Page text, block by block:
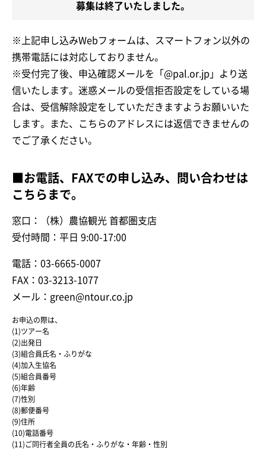
募集は終了いたしました。
※上記申し込みWebフォームは、スマートフォン以外の
携帯電話には対応しておりません。
※受付完了後、申込確認メールを「@pal.or.jp」より送
信いたします。迷惑メールの受信拒否設定をしている場
合は、受信解除設定をしていただきますようお願いいた
します。また、こちらのアドレスには返信できませんの
でご了承ください。
■お電話、FAXでの申し込み、問い合わせは
こちらまで。
窓口：（株）農協観光 首都圏支店
受付時間：平日 9:00-17:00
電話：03-6665-0007
FAX：03-3213-1077
メール：green@ntour.co.jp
お申込の際は、
(1)ツアー名
(2)出発日
(3)組合員氏名・ふりがな
(4)加入生協名
(5)組合員番号
(6)年齢
(7)性別
(8)郵便番号
(9)住所
(10)電話番号
(11)ご同行者全員の氏名・ふりがな・年齢・性別